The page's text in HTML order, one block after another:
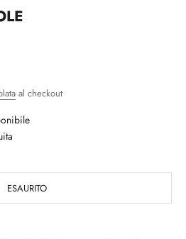
al checkout
ESAURITO